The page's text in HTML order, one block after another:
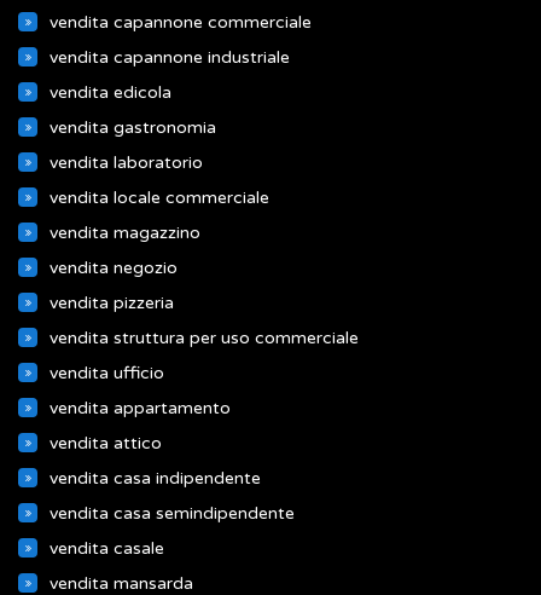
vendita capannone commerciale
vendita capannone industriale
vendita edicola
vendita gastronomia
vendita laboratorio
vendita locale commerciale
vendita magazzino
vendita negozio
vendita pizzeria
vendita struttura per uso commerciale
vendita ufficio
vendita appartamento
vendita attico
vendita casa indipendente
vendita casa semindipendente
vendita casale
vendita mansarda